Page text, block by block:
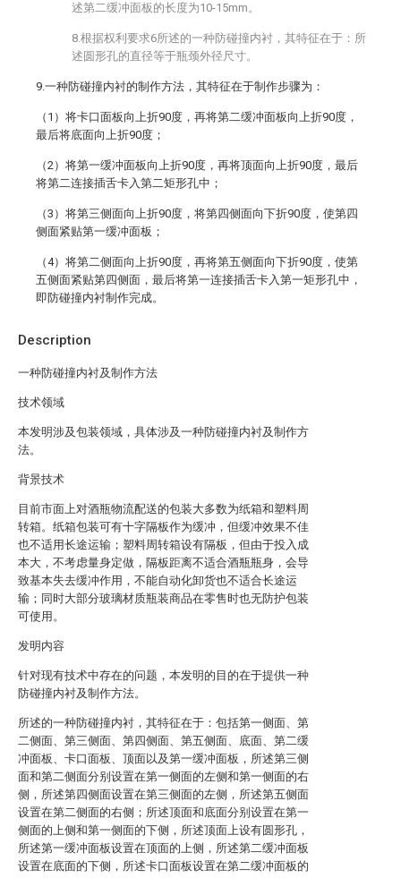
Description
一种防碰撞内衬及制作方法
技术领域
本发明涉及包装领域，具体涉及一种防碰撞内衬及制作方
法。
背景技术
目前市面上对酒瓶物流配送的包装大多数为纸箱和塑料周
转箱。纸箱包装可有十字隔板作为缓冲，但缓冲效果不佳
也不适用长途运输；塑料周转箱设有隔板，但由于投入成
本大，不考虑量身定做，隔板距离不适合酒瓶瓶身，会导
致基本失去缓冲作用，不能自动化卸货也不适合长途运
输；同时大部分玻璃材质瓶装商品在零售时也无防护包装
可使用。
发明内容
针对现有技术中存在的问题，本发明的目的在于提供一种
防碰撞内衬及制作方法。
所述的一种防碰撞内衬，其特征在于：包括第一侧面、第
二侧面、第三侧面、第四侧面、第五侧面、底面、第二缓
冲面板、卡口面板、顶面以及第一缓冲面板，所述第三侧
面和第二侧面分别设置在第一侧面的左侧和第一侧面的右
侧，所述第四侧面设置在第三侧面的左侧，所述第五侧面
设置在第二侧面的右侧；所述顶面和底面分别设置在第一
侧面的上侧和第一侧面的下侧，所述顶面上设有圆形孔，
所述第一缓冲面板设置在顶面的上侧，所述第二缓冲面板
设置在底面的下侧，所述卡口面板设置在第二缓冲面板的
述第二缓冲面板的长度为10-15mm。
8.根据权利要求6所述的一种防碰撞内衬，其特征在于：所
述圆形孔的直径等于瓶颈外径尺寸。
9.一种防碰撞内衬的制作方法，其特征在于制作步骤为：
（1）将卡口面板向上折90度，再将第二缓冲面板向上折90度，
最后将底面向上折90度；
（2）将第一缓冲面板向上折90度，再将顶面向上折90度，最后
将第二连接插舌卡入第二矩形孔中；
（3）将第三侧面向上折90度，将第四侧面向下折90度，使第四
侧面紧贴第一缓冲面板；
（4）将第二侧面向上折90度，再将第五侧面向下折90度，使第
五侧面紧贴第四侧面，最后将第一连接插舌卡入第一矩形孔中，
即防碰撞内衬制作完成。